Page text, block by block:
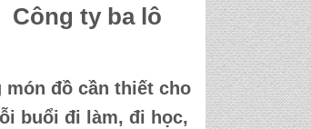
Công ty ba lô
món đồ cần thiết cho
buổi đi làm, đi học,